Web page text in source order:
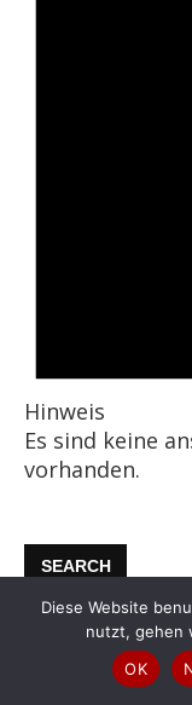
Hinweis
Es sind keine
vorhanden.
SEARCH
Diese Website
nutzt, gehen
OK